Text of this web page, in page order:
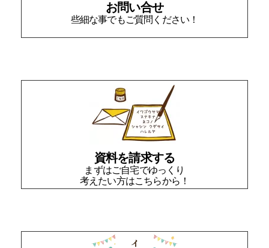
お問い合せ
些細な事でもご質問ください！
資料を請求する
まずはご自宅でゆっくり
考えたい方はこちらから！